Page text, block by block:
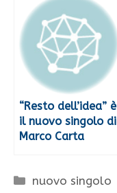
“Resto dell’idea” è
il nuovo singolo di
Marco Carta
Categorie
nuovo singolo